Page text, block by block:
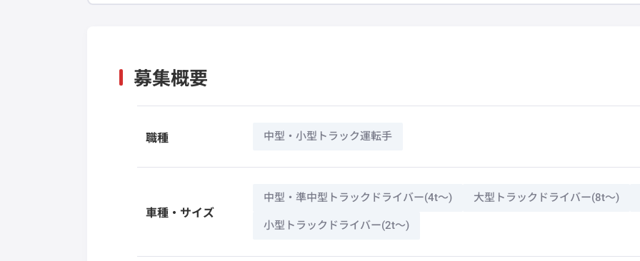
募集概要
職種 中型・小型トラック運転手
車種・サイズ
中型・準中型トラックドライバー(4t～) 大型トラックドライバー(8t～)
小型トラックドライバー(2t～)